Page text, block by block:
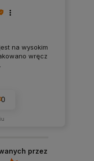
na wysokim
wręcz
0
przez